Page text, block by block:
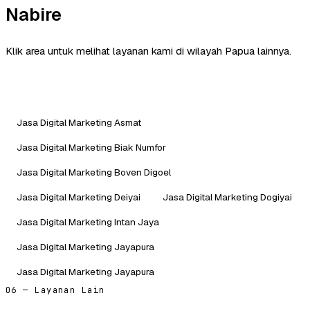
Nabire
Klik area untuk melihat layanan kami di wilayah Papua lainnya.
Jasa Digital Marketing Asmat
Jasa Digital Marketing Biak Numfor
Jasa Digital Marketing Boven Digoel
Jasa Digital Marketing Deiyai
Jasa Digital Marketing Dogiyai
Jasa Digital Marketing Intan Jaya
Jasa Digital Marketing Jayapura
Jasa Digital Marketing Jayapura
06 — Layanan Lain